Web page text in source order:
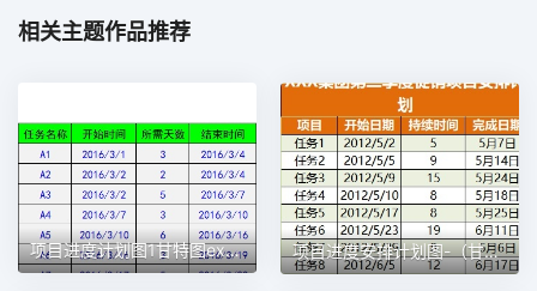
相关主题作品推荐
项目进度计划图1甘特图excel模板 项目进度安排计划图-（甘特图）1甘特图excel模板